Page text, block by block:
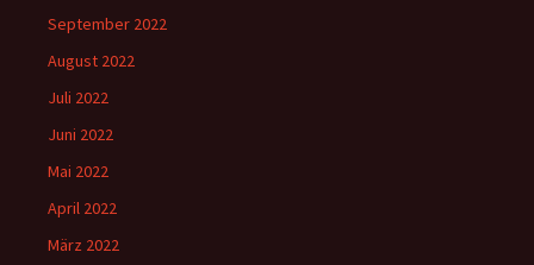
September 2022
August 2022
Juli 2022
Juni 2022
Mai 2022
April 2022
März 2022